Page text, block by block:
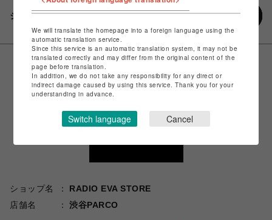
シェアする
ショップ名
RADIO EVA STORE
店舗名
渋谷PARCO
We will translate the homepage into a foreign language using the
automatic translation service.
Since this service is an automatic translation system, it may not be
translated correctly and may differ from the original content of the
page before translation.
In addition, we do not take any responsibility for any direct or
indirect damage caused by using this service. Thank you for your
understanding in advance.
Switch language Cancel